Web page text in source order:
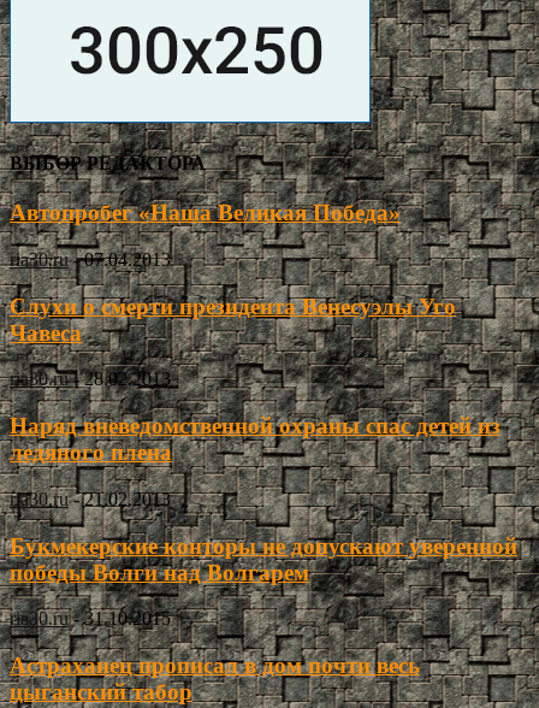
ВЫБОР РЕДАКТОРА
Автопробег «Наша Великая Победа»
ria30.ru - 07.04.2013
Слухи о смерти президента Венесуэлы Уго
Чавеса
ria30.ru - 28.02.2013
Наряд вневедомственной охраны спас детей из
ледяного плена
ria30.ru - 21.02.2013
Букмекерские конторы не допускают уверенной
победы Волги над Волгарем
ria30.ru - 31.10.2015
Астраханец прописал в дом почти весь
цыганский табор